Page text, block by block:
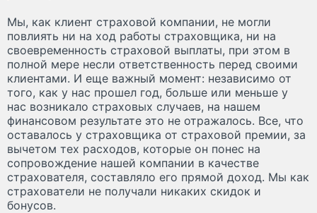
Мы, как клиент страховой компании, не могли
повлиять ни на ход работы страховщика, ни на
своевременность страховой выплаты, при этом в
полной мере несли ответственность перед своими
клиентами. И еще важный момент: независимо от
того, как у нас прошел год, больше или меньше у
нас возникало страховых случаев, на нашем
финансовом результате это не отражалось. Все, что
оставалось у страховщика от страховой премии, за
вычетом тех расходов, которые он понес на
сопровождение нашей компании в качестве
страхователя, составляло его прямой доход. Мы как
страхователи не получали никаких скидок и
бонусов.